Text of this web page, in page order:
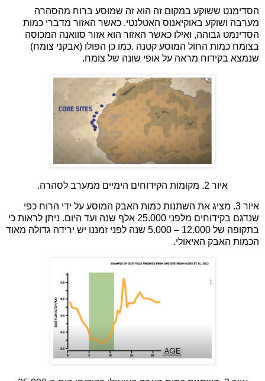
הסדימנט ששוקע במקום זה הוא זה שמוסע ברוח מהסהרה
מערבה ושוקע באוקיאנוס האטלנטי. כאשר האזור מדברי כמות
הסדינמט גבוהה, ואילו כאשר האזור הוא אזור סוואנה המכוסה
בצומח כמות החול המוסע קטנה .כמו כן הפולו (אבקני צומח)
שנמצא בקידוח מראה על אופי שונה של צומח.
איור 2. מקומות הקידוחים הימיים ממערב לסהרה.
איור 3. מציג את השתנות כמות האבק המוסע על ידי הרוח כפי
שנדגם בקידוחים מלפני 25.000 אלף שנה ועד היום. ניתן לראות כי
בתקופה של 12.000 – 5.000 שנה לפני זמננו יש ירידה גדולה מאוד
הכמות האבק האיאולי.